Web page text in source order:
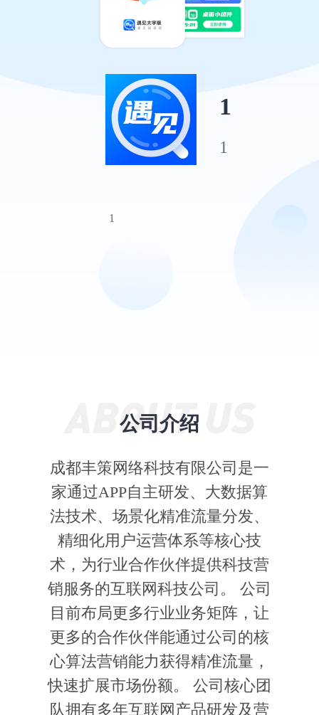
1
1
1
公司介绍
成都丰策网络科技有限公司是一
家通过APP自主研发、大数据算
法技术、场景化精准流量分发、
精细化用户运营体系等核心技
术，为行业合作伙伴提供科技营
销服务的互联网科技公司。 公司
目前布局更多行业业务矩阵，让
更多的合作伙伴能通过公司的核
心算法营销能力获得精准流量，
快速扩展市场份额。 公司核心团
队拥有多年互联网产品研发及营